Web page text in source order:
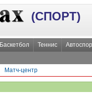
(СПОРТ)
Баскетбол Теннис
Матч-центр